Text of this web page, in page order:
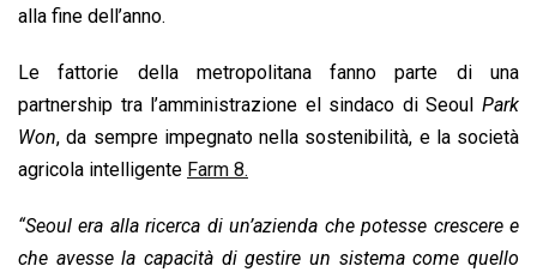
o
p
alla fine dell’anno.
Le fattorie della metropolitana fanno parte di una
partnership tra l’amministrazione el sindaco di Seoul Park
Won, da sempre impegnato nella sostenibilità, e la società
agricola intelligente Farm 8.
“Seoul era alla ricerca di un’azienda che potesse crescere e
che avesse la capacità di gestire un sistema come quello